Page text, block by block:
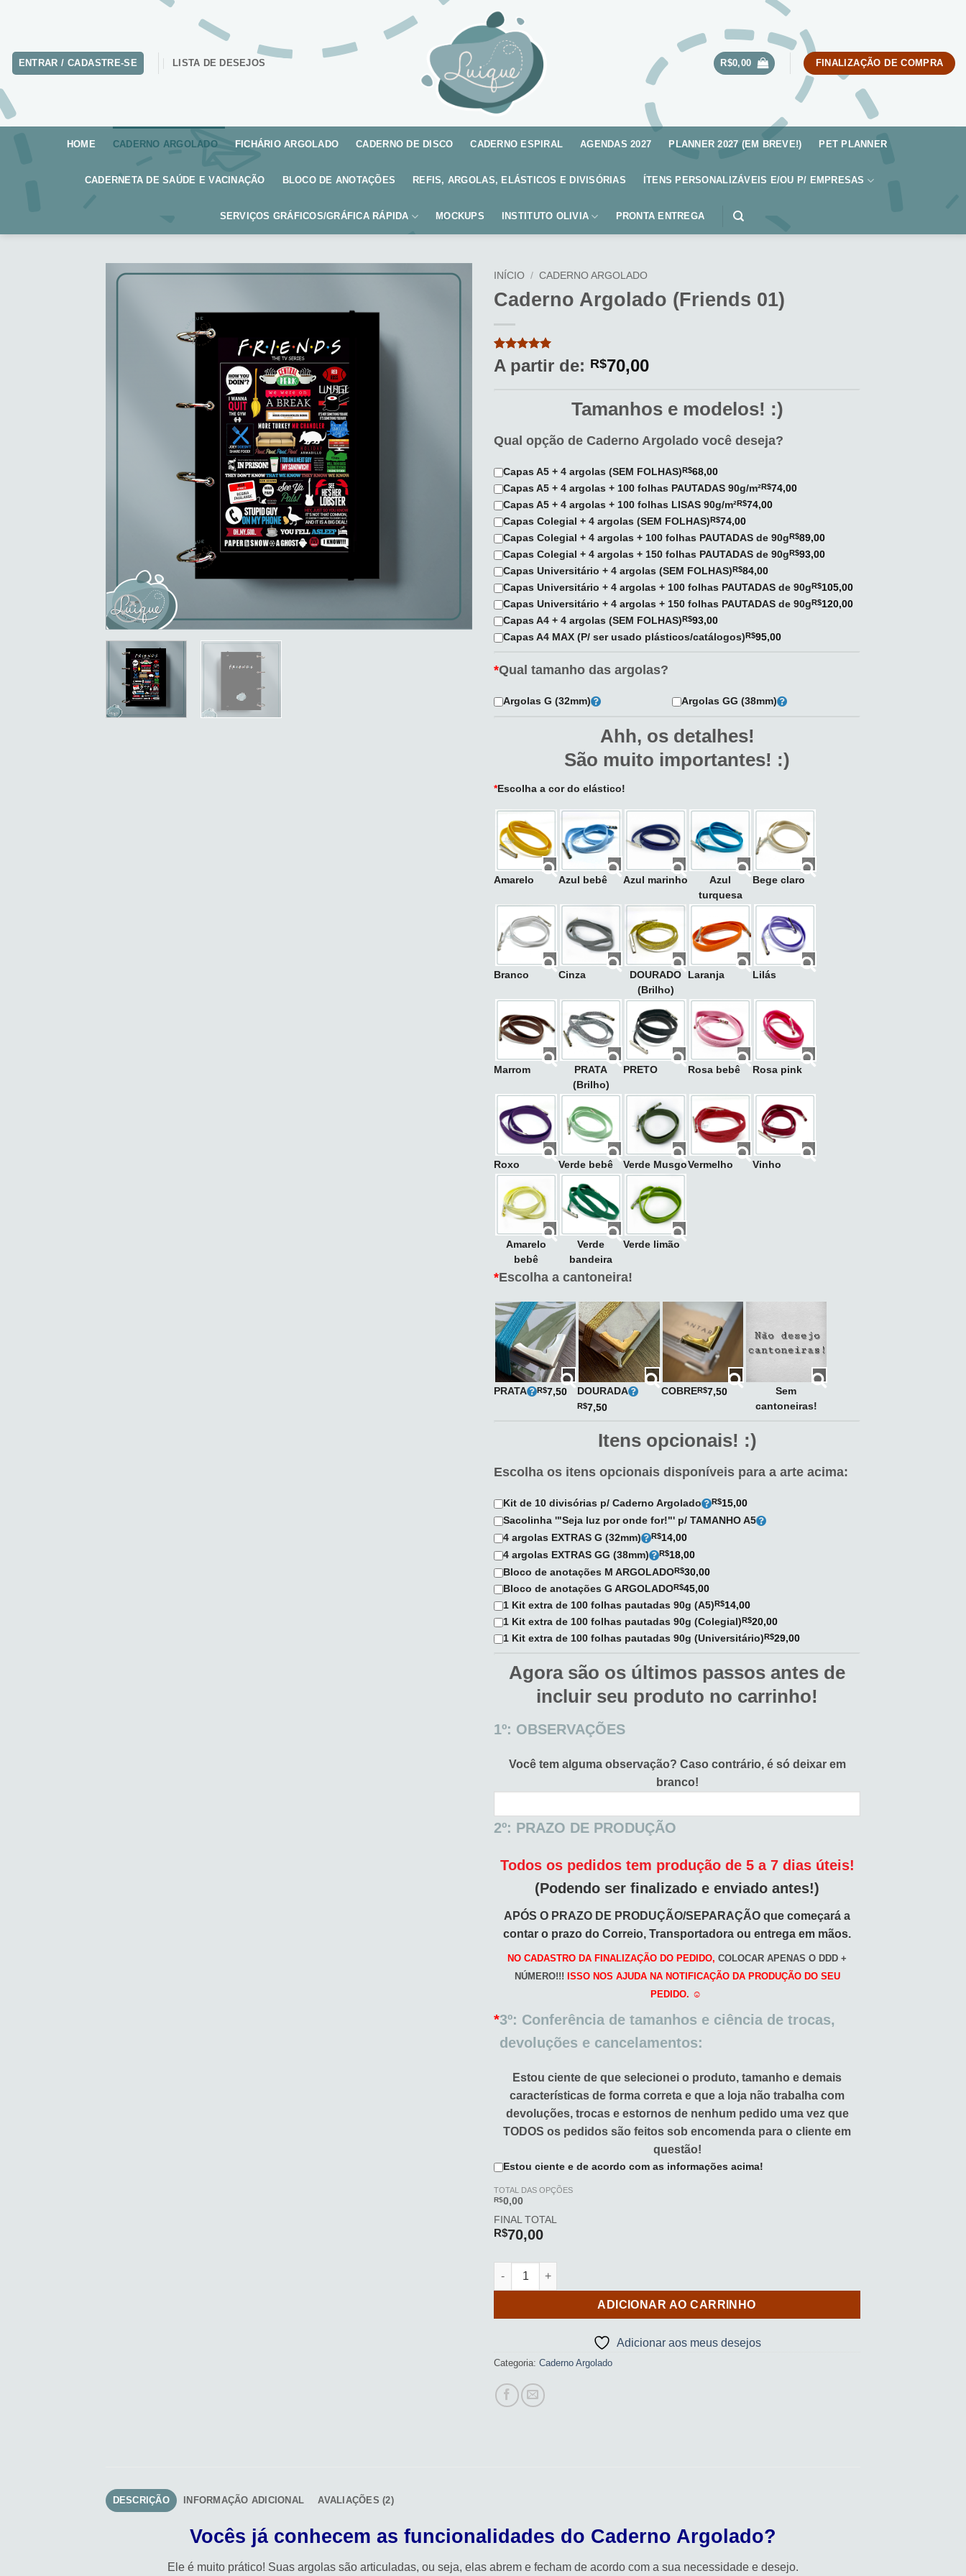
ENTRAR / CADASTRE-SE LISTA DE DESEJOS R$0,00 FINALIZAÇÃO DE COMPRA
HOME CADERNO ARGOLADO FICHÁRIO ARGOLADO CADERNO DE DISCO CADERNO ESPIRAL AGENDAS 2027 PLANNER 2027 (EM BREVE!) PET PLANNER
CADERNETA DE SAÚDE E VACINAÇÃO BLOCO DE ANOTAÇÕES REFIS, ARGOLAS, ELÁSTICOS E DIVISÓRIAS ÍTENS PERSONALIZÁVEIS E/OU P/ EMPRESAS
SERVIÇOS GRÁFICOS/GRÁFICA RÁPIDA MOCKUPS INSTITUTO OLIVIA PRONTA ENTREGA
INÍCIO / CADERNO ARGOLADO
Caderno Argolado (Friends 01)
Avaliado
como5de
2
A partir de: R$70,00
Tamanhos e modelos! :)
Qual opção de Caderno Argolado você deseja?
Capas A5 + 4 argolas (SEM FOLHAS)R$68,00
Capas A5 + 4 argolas + 100 folhas PAUTADAS 90g/m²R$74,00
Capas A5 + 4 argolas + 100 folhas LISAS 90g/m²R$74,00
Capas Colegial + 4 argolas (SEM FOLHAS)R$74,00
Capas Colegial + 4 argolas + 100 folhas PAUTADAS de 90gR$89,00
Capas Colegial + 4 argolas + 150 folhas PAUTADAS de 90gR$93,00
Capas Universitário + 4 argolas (SEM FOLHAS)R$84,00
Capas Universitário + 4 argolas + 100 folhas PAUTADAS de 90gR$105,00
Capas Universitário + 4 argolas + 150 folhas PAUTADAS de 90gR$120,00
Capas A4 + 4 argolas (SEM FOLHAS)R$93,00
Capas A4 MAX (P/ ser usado plásticos/catálogos)R$95,00
*Qual tamanho das argolas?
Argolas G (32mm) Argolas GG (38mm)
Ahh, os detalhes!
São muito importantes! :)
*Escolha a cor do elástico!
Amarelo Azul bebê Azul marinho
Azul
turquesa
Bege claro
Branco Cinza
DOURADO
(Brilho)
Laranja Lilás
Marrom
PRATA
(Brilho)
PRETO Rosa bebê Rosa pink
Roxo Verde bebê Verde MusgoVermelho Vinho
Amarelo
bebê
Verde
bandeira
Verde limão
*Escolha a cantoneira!
PRATA R$7,50 DOURADA
R$7,50
COBRER$7,50
Sem
cantoneiras!
Itens opcionais! :)
Escolha os itens opcionais disponíveis para a arte acima:
Kit de 10 divisórias p/ Caderno Argolado R$15,00
Sacolinha '"Seja luz por onde for!"' p/ TAMANHO A5
4 argolas EXTRAS G (32mm)
R$14,00
4 argolas EXTRAS GG (38mm)
R$18,00
Bloco de anotações M ARGOLADOR$30,00
Bloco de anotações G ARGOLADOR$45,00
1 Kit extra de 100 folhas pautadas 90g (A5) R$14,00
1 Kit extra de 100 folhas pautadas 90g (Colegial) R$20,00
1 Kit extra de 100 folhas pautadas 90g (Universitário) R$29,00
Agora são os últimos passos antes de
incluir seu produto no carrinho!
1º: OBSERVAÇÕES
Você tem alguma observação? Caso contrário, é só deixar em
branco!
2º: PRAZO DE PRODUÇÃO
Todos os pedidos tem produção de 5 a 7 dias úteis!
(Podendo ser finalizado e enviado antes!)
APÓS O PRAZO DE PRODUÇÃO/SEPARAÇÃO que começará a
contar o prazo do Correio, Transportadora ou entrega em mãos.
NO CADASTRO DA FINALIZAÇÃO DO PEDIDO, COLOCAR APENAS O DDD +
NÚMERO!!! ISSO NOS AJUDA NA NOTIFICAÇÃO DA PRODUÇÃO DO SEU
PEDIDO. ☺️
*3º: Conferência de tamanhos e ciência de trocas,
devoluções e cancelamentos:
Estou ciente de que selecionei o produto, tamanho e demais
características de forma correta e que a loja não trabalha com
devoluções, trocas e estornos de nenhum pedido uma vez que
TODOS os pedidos são feitos sob encomenda para o cliente em
questão!
Estou ciente e de acordo com as informações acima!
TOTAL DAS OPÇÕES
R$0,00
FINAL TOTAL
R$70,00
Caderno Argolado (Friends 01) quantidade
ADICIONAR AO CARRINHO
Adicionar aos meus desejos
Categoria: Caderno Argolado
DESCRIÇÃO INFORMAÇÃO ADICIONAL AVALIAÇÕES (2)
Vocês já conhecem as funcionalidades do Caderno Argolado?
Ele é muito prático! Suas argolas são articuladas, ou seja, elas abrem e fecham de acordo com a sua necessidade e desejo.